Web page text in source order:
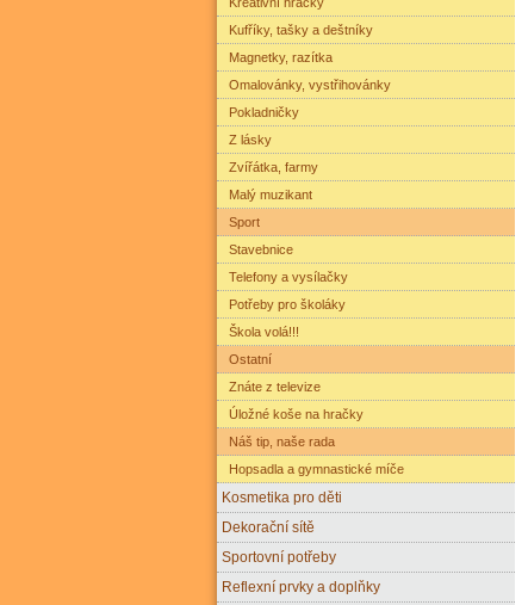
Kufříky, tašky a deštníky
Magnetky, razítka
Omalovánky, vystřihovánky
Pokladničky
Z lásky
Zvířátka, farmy
Malý muzikant
Sport
Stavebnice
Telefony a vysílačky
Potřeby pro školáky
Škola volá!!!
Ostatní
Znáte z televize
Úložné koše na hračky
Náš tip, naše rada
Hopsadla a gymnastické míče
Kosmetika pro děti
Dekorační sítě
Sportovní potřeby
Reflexní prvky a doplňky